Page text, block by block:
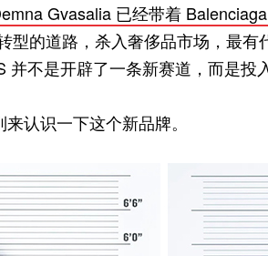
Gvasalia 已经带着
型的道路，杀入奢侈品市场，最有
并不是开辟了一条新赛道，而是投
认识一下这个新品牌。